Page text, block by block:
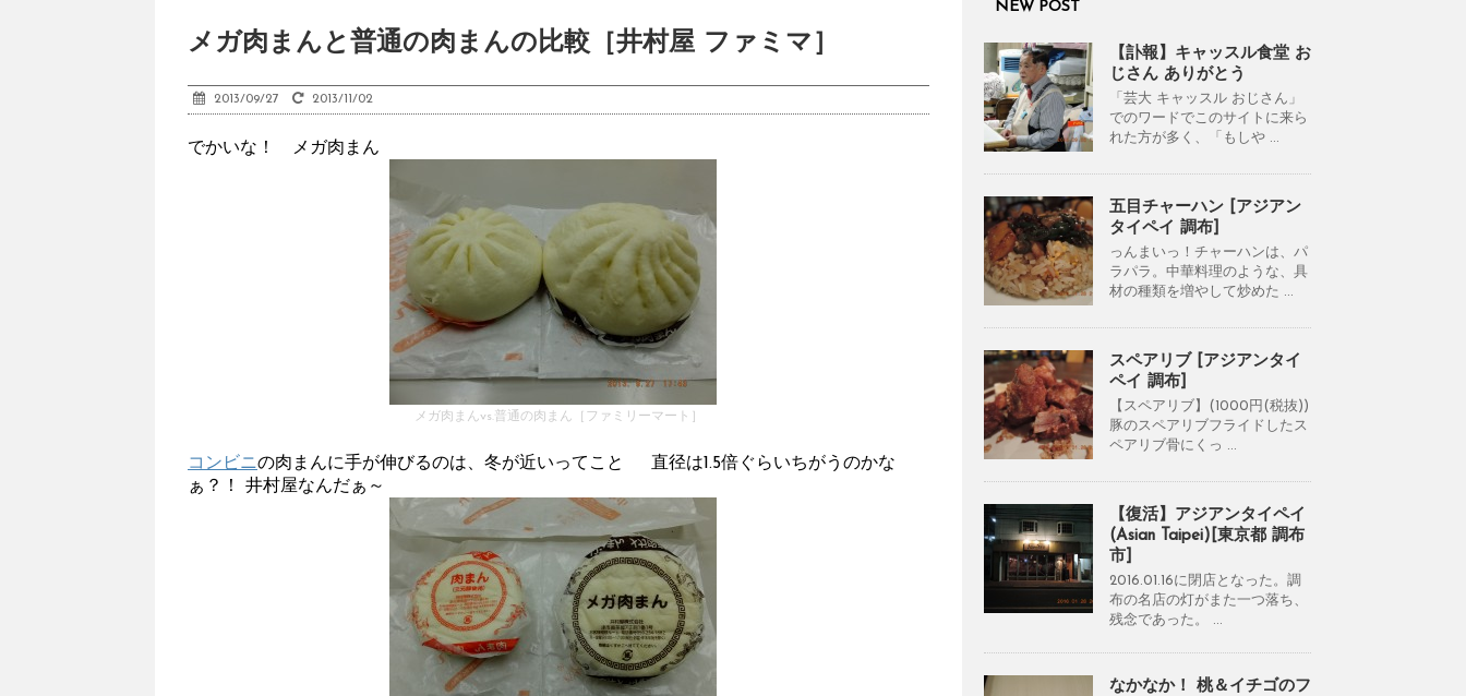
メガ肉まんと普通の肉まんの比較［井村屋 ファミマ］
2013/09/27 2013/11/02
でかいな！ メガ肉まん
メガ肉まんvs.普通の肉まん［ファミリーマート］
コンビニの肉まんに手が伸びるのは、冬が近いってこと 直径は1.5倍ぐらいちがうのかな
ぁ？！ 井村屋なんだぁ～
NEW POST
【訃報】キャッスル食堂 お
じさん ありがとう
「芸大 キャッスル おじさん」
でのワードでこのサイトに来ら
れた方が多く、「もしや ...
五目チャーハン [アジアン
タイペイ 調布]
っんまいっ！チャーハンは、パ
ラパラ。中華料理のような、具
材の種類を増やして炒めた ...
スペアリブ [アジアンタイ
ペイ 調布]
【スペアリブ】(1000円(税抜))
豚のスペアリブフライドしたス
ペアリブ骨にくっ ...
【復活】アジアンタイペイ
(Asian Taipei)[東京都 調布
市]
2016.01.16に閉店となった。調
布の名店の灯がまた一つ落ち、
残念であった。 ...
なかなか！ 桃＆イチゴのフ